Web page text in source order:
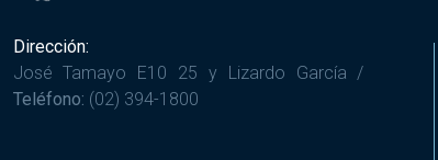
Dirección:
José Tamayo E10 25 y Lizardo García /
Teléfono: (02) 394-1800